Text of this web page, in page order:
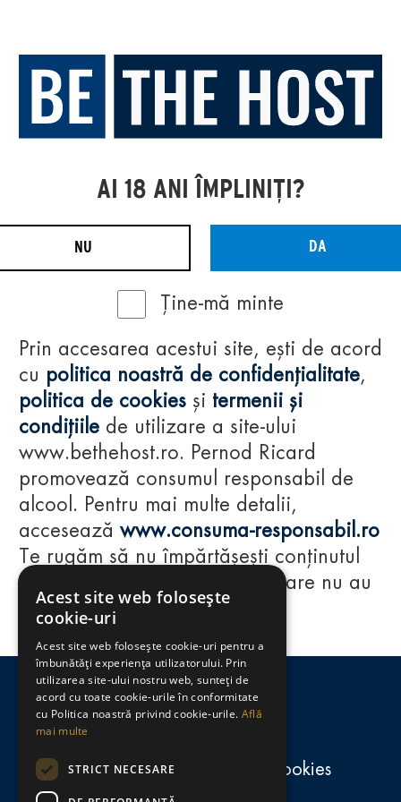
Regulamente
consumă-responsabil.ro
Politica de confidențialitate și cookies
AI 18 ANI ÎMPLINIȚI?
NU DA
Ține-mă minte
Prin accesarea acestui site, ești de acord
cu politica noastră de confidențialitate,
politica de cookies și termenii și
condițiile de utilizare a site-ului
www.bethehost.ro. Pernod Ricard
promovează consumul responsabil de
alcool. Pentru mai multe detalii,
accesează www.consuma-responsabil.ro
Te rugăm să nu împărtășești conținutul
acestui website cu persoane care nu au
împlinit vârsta de 18 ani.
Acest site web folosește
cookie-uri
Acest site web folosește cookie-uri pentru a
îmbunătăți experiența utilizatorului. Prin
utilizarea site-ului nostru web, sunteți de
acord cu toate cookie-urile în conformitate
cu Politica noastră privind cookie-urile. Află
mai multe
STRICT NECESARE